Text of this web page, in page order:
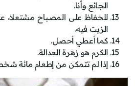
الجائع وأنا.
للحفاظ على المصباح مشتعلا،
الزيت فيه.
كما أعطي أحصل.
الكرم هو زهرة العدالة.
إذا لم تتمكن من إطعام مائة